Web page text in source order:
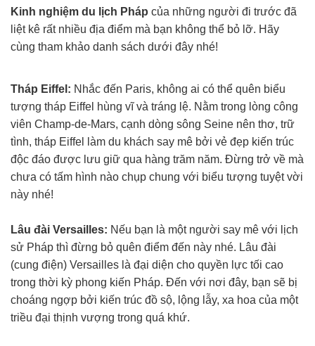
Kinh nghiệm du lịch Pháp của những người đi trước đã
liệt kê rất nhiều địa điểm mà bạn không thể bỏ lỡ. Hãy
cùng tham khảo danh sách dưới đây nhé!
Tháp Eiffel: Nhắc đến Paris, không ai có thể quên biểu
tượng tháp Eiffel hùng vĩ và tráng lệ. Nằm trong lòng công
viên Champ-de-Mars, cạnh dòng sông Seine nên thơ, trữ
tình, tháp Eiffel làm du khách say mê bởi vẻ đẹp kiến trúc
độc đáo được lưu giữ qua hàng trăm năm. Đừng trở về mà
chưa có tấm hình nào chụp chung với biểu tượng tuyệt vời
này nhé!
Lâu đài Versailles: Nếu bạn là một người say mê với lịch
sử Pháp thì đừng bỏ quên điểm đến này nhé. Lâu đài
(cung điện) Versailles là đại diện cho quyền lực tối cao
trong thời kỳ phong kiến Pháp. Đến với nơi đây, bạn sẽ bị
choáng ngợp bởi kiến trúc đồ sộ, lộng lẫy, xa hoa của một
triều đại thịnh vượng trong quá khứ.